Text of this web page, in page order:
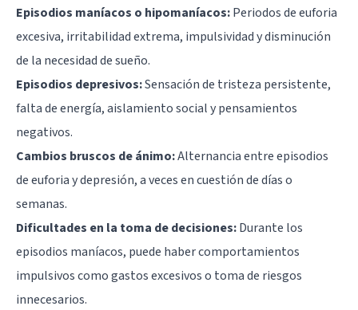
Episodios maníacos o hipomaníacos:Periodos de euforia
excesiva, irritabilidad extrema, impulsividad y disminución
de la necesidad de sueño.
Episodios depresivos:Sensación de tristeza persistente,
falta de energía, aislamiento social y pensamientos
negativos.
Cambios bruscos de ánimo:Alternancia entre episodios
de euforia y depresión, a veces en cuestión de días o
semanas.
Dificultades en la toma de decisiones:Durante los
episodios maníacos, puede haber comportamientos
impulsivos como gastos excesivos o toma de riesgos
innecesarios.